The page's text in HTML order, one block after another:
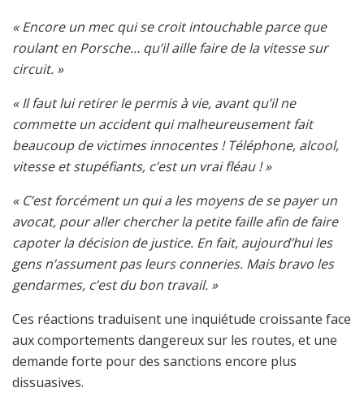
« Encore un mec qui se croit intouchable parce que
roulant en Porsche… qu’il aille faire de la vitesse sur
circuit. »
« Il faut lui retirer le permis à vie, avant qu’il ne
commette un accident qui malheureusement fait
beaucoup de victimes innocentes ! Téléphone, alcool,
vitesse et stupéfiants, c’est un vrai fléau ! »
« C’est forcément un qui a les moyens de se payer un
avocat, pour aller chercher la petite faille afin de faire
capoter la décision de justice. En fait, aujourd’hui les
gens n’assument pas leurs conneries. Mais bravo les
gendarmes, c’est du bon travail. »
Ces réactions traduisent une inquiétude croissante face
aux comportements dangereux sur les routes, et une
demande forte pour des sanctions encore plus
dissuasives.